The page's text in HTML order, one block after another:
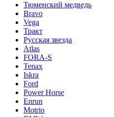
Тюменский медведь
Bravo
Vega
Тракт
Русская звезда
Atlas
FORA-S
Tenax
Iskra
Ford
Power Horse
Enrun
Motrio